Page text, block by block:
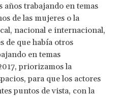
trabajando en temas
de las mujeres o la
nacional e internacional,
de que había otros
en temas
priorizamos la
para que los actores
puntos de vista, con la